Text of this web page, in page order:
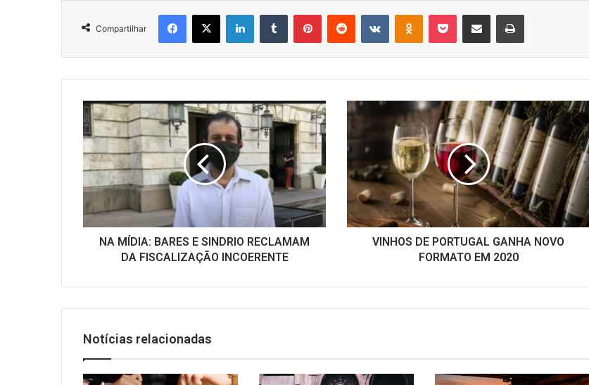
Compartilhar
Facebook
X LinkedinTumblr PinterestReddit VK OK Pocket Compartilhar via e-mail Imprimir
NA
MÍDIA:
BARES
E
SINDRIO
RECLAMAM
DA
FISCALIZAÇÃO
INCOERENTE
NA MÍDIA: BARES E SINDRIO RECLAMAM
DA FISCALIZAÇÃO INCOERENTE
VINHOS
PORTUGAL
GANHA
NOVO
FORMATO
EM
2020
VINHOS DE PORTUGAL GANHA NOVO
FORMATO EM 2020
Notícias relacionadas